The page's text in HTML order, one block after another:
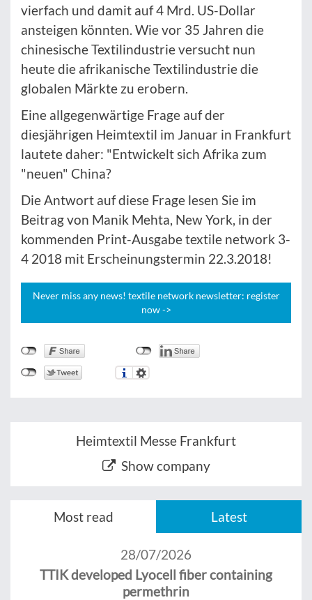
vierfach und damit auf 4 Mrd. US-Dollar
ansteigen könnten. Wie vor 35 Jahren die
chinesische Textilindustrie versucht nun
heute die afrikanische Textilindustrie die
globalen Märkte zu erobern.
Eine allgegenwärtige Frage auf der
diesjährigen Heimtextil im Januar in Frankfurt
lautete daher: "Entwickelt sich Afrika zum
"neuen" China?
Die Antwort auf diese Frage lesen Sie im
Beitrag von Manik Mehta, New York, in der
kommenden Print-Ausgabe textile network 3-
4 2018 mit Erscheinungstermin 22.3.2018!
Never miss any news! textile network newsletter: register
now ->
Heimtextil Messe Frankfurt
Show company
Most read Latest
28/07/2026
TTIK developed Lyocell fiber containing
permethrin